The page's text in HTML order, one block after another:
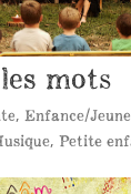
mots
, Enfance/
, Petite